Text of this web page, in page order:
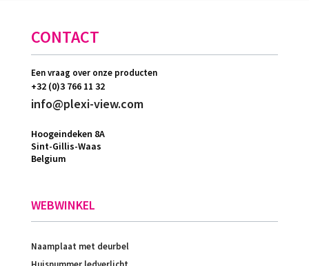
CONTACT
Een vraag over onze producten
+32 (0)3 766 11 32
info@plexi-view.com
Hoogeindeken 8A
Sint-Gillis-Waas
Belgium
WEBWINKEL
Naamplaat met deurbel